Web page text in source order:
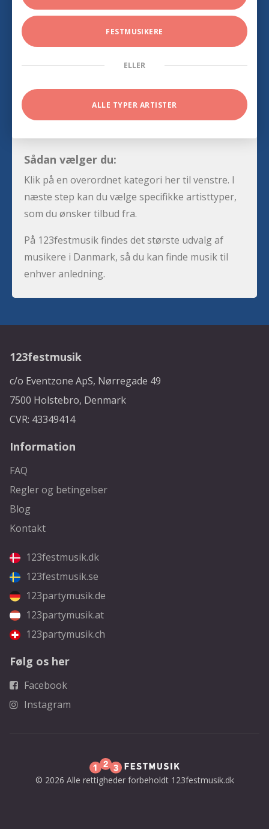
FESTMUSIKERE
ELLER
ALLE TYPER ARTISTER
Sådan vælger du:
Klik på en overordnet kategori her til venstre. I
næste step kan du vælge specifikke artisttyper,
som du ønsker tilbud fra.
På 123festmusik findes det største udvalg af
musikere i Danmark, så du kan finde musik til
enhver anledning.
123festmusik
c/o Eventzone ApS, Nørregade 49
7500 Holstebro, Denmark
CVR: 43349414
Information
FAQ
Regler og betingelser
Blog
Kontakt
123festmusik.dk
123festmusik.se
123partymusik.de
123partymusik.at
123partymusik.ch
Følg os her
Facebook
Instagram
© 2026 Alle rettigheder forbeholdt 123festmusik.dk